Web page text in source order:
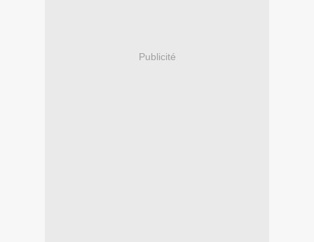
Publicité